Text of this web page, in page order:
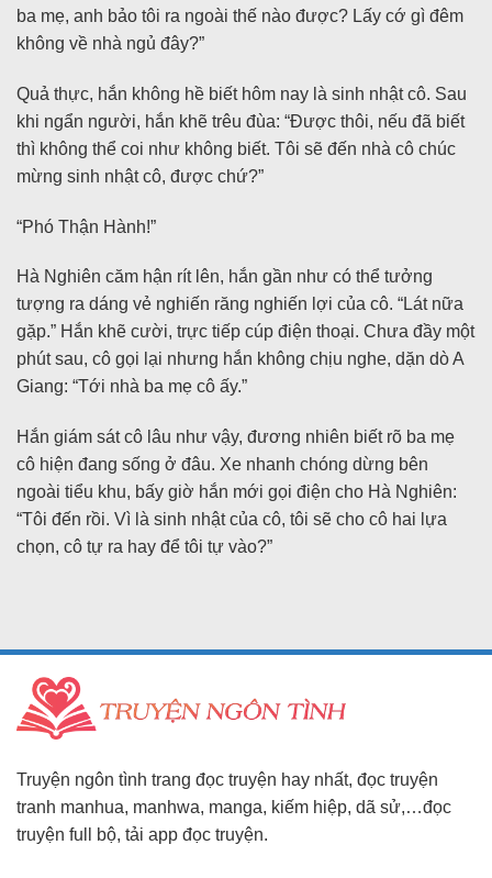
ba mẹ, anh bảo tôi ra ngoài thế nào được? Lấy cớ gì đêm
không về nhà ngủ đây?”
Quả thực, hắn không hề biết hôm nay là sinh nhật cô. Sau
khi ngẩn người, hắn khẽ trêu đùa: “Được thôi, nếu đã biết
thì không thể coi như không biết. Tôi sẽ đến nhà cô chúc
mừng sinh nhật cô, được chứ?”
“Phó Thận Hành!”
Hà Nghiên căm hận rít lên, hắn gần như có thể tưởng
tượng ra dáng vẻ nghiến răng nghiến lợi của cô. “Lát nữa
gặp.” Hắn khẽ cười, trực tiếp cúp điện thoại. Chưa đầy một
phút sau, cô gọi lại nhưng hắn không chịu nghe, dặn dò A
Giang: “Tới nhà ba mẹ cô ấy.”
Hắn giám sát cô lâu như vậy, đương nhiên biết rõ ba mẹ
cô hiện đang sống ở đâu. Xe nhanh chóng dừng bên
ngoài tiểu khu, bấy giờ hắn mới gọi điện cho Hà Nghiên:
“Tôi đến rồi. Vì là sinh nhật của cô, tôi sẽ cho cô hai lựa
chọn, cô tự ra hay để tôi tự vào?”
Truyện ngôn tình trang đọc truyện hay nhất, đọc truyện
tranh manhua, manhwa, manga, kiếm hiệp, dã sử,…đọc
truyện full bộ, tải app đọc truyện.